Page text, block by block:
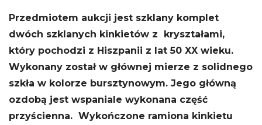
Przedmiotem aukcji jest szklany komplet
dwóch szklanych kinkietów z kryształami,
który pochodzi z Hiszpanii z lat 50 XX wieku.
Wykonany został w głównej mierze z solidnego
szkła w kolorze bursztynowym. Jego główną
ozdobą jest wspaniale wykonana część
przyścienna. Wykończone ramiona kinkietu